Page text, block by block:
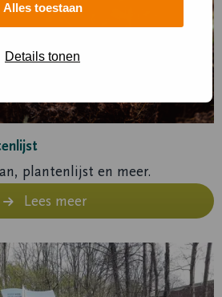
Alles toestaan
Details tonen
plantenlijst en meer.
Lees meer